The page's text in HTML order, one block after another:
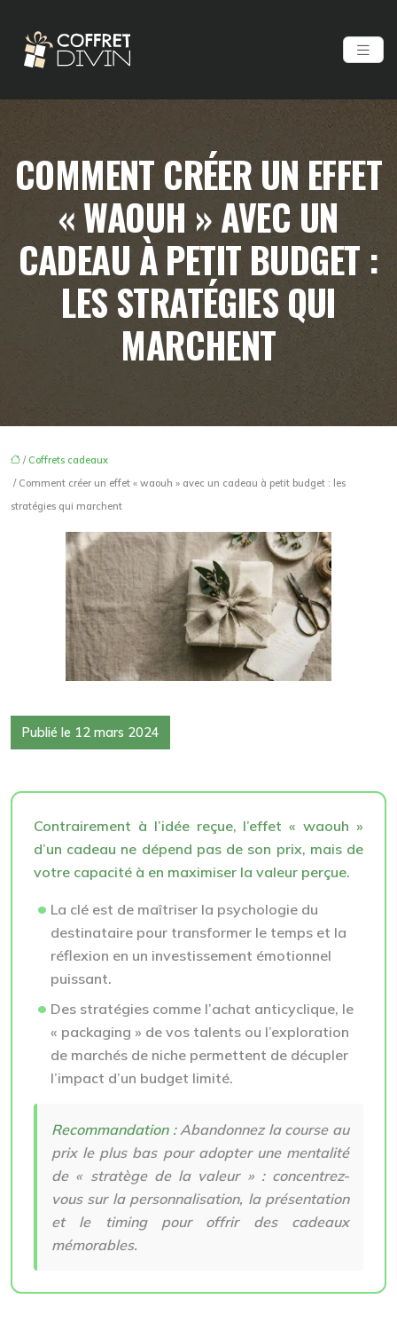
COMMENT CRÉER UN EFFET
« WAOUH » AVEC UN
CADEAU À PETIT BUDGET :
LES STRATÉGIES QUI
MARCHENT
/ Coffrets cadeaux
/ Comment créer un effet « waouh » avec un cadeau à petit budget : les
stratégies qui marchent
Publié le 12 mars 2024
Contrairement à l’idée reçue, l’effet « waouh »
d’un cadeau ne dépend pas de son prix, mais de
votre capacité à en maximiser la valeur perçue.
La clé est de maîtriser la psychologie du
destinataire pour transformer le temps et la
réflexion en un investissement émotionnel
puissant.
Des stratégies comme l’achat anticyclique, le
« packaging » de vos talents ou l’exploration
de marchés de niche permettent de décupler
l’impact d’un budget limité.
Recommandation :Abandonnez la course au
prix le plus bas pour adopter une mentalité
de « stratège de la valeur » : concentrez-
vous sur la personnalisation, la présentation
et le timing pour offrir des cadeaux
mémorables.